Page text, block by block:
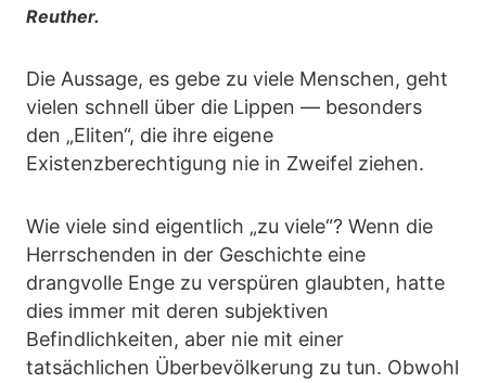
Reuther.
Die Aussage, es gebe zu viele Menschen, geht
vielen schnell über die Lippen — besonders
den „Eliten“, die ihre eigene
Existenzberechtigung nie in Zweifel ziehen.
Wie viele sind eigentlich „zu viele“? Wenn die
Herrschenden in der Geschichte eine
drangvolle Enge zu verspüren glaubten, hatte
dies immer mit deren subjektiven
Befindlichkeiten, aber nie mit einer
tatsächlichen Überbevölkerung zu tun. Obwohl